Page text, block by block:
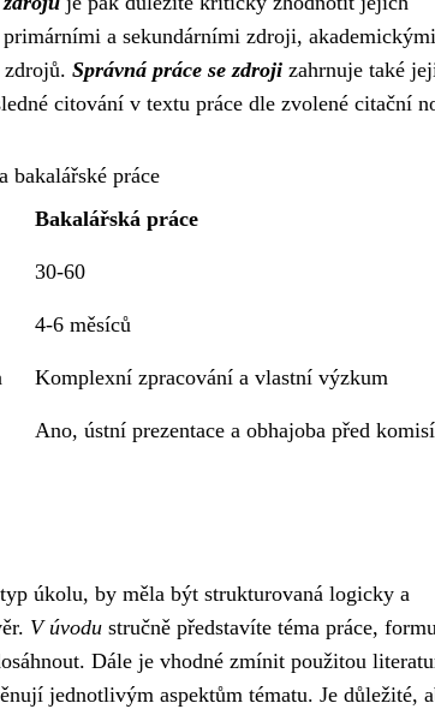
a sekundárními zdroji,
Správná práce se zdroji zahrnuje také
citování v textu práce dle zvolené citační
bakalářské práce
Bakalářská práce
30-60
4-6 měsíců
Komplexní zpracování a vlastní výzkum
Ano, ústní prezentace a obhajoba před komisí
úkolu, by měla být strukturovaná logicky a
V úvodu stručně představíte téma práce,
Dále je vhodné zmínit použitou
jednotlivým aspektům tématu. Je důležité,